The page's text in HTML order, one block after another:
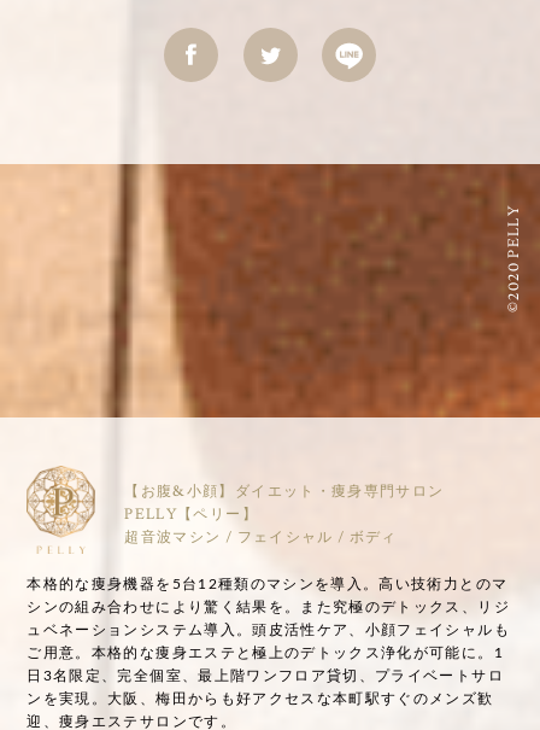
©2020 PELLY
【お腹&小顔】ダイエット・痩身専門サロン
PELLY【ペリー】
超音波マシン / フェイシャル / ボディ
本格的な痩身機器を5台12種類のマシンを導入。高い技術力とのマ
シンの組み合わせにより驚く結果を。また究極のデトックス、リジ
ュベネーションシステム導入。頭皮活性ケア、小顔フェイシャルも
ご用意。本格的な痩身エステと極上のデトックス浄化が可能に。1
日3名限定、完全個室、最上階ワンフロア貸切、プライベートサロ
ンを実現。大阪、梅田からも好アクセスな本町駅すぐのメンズ歓
迎、痩身エステサロンです。